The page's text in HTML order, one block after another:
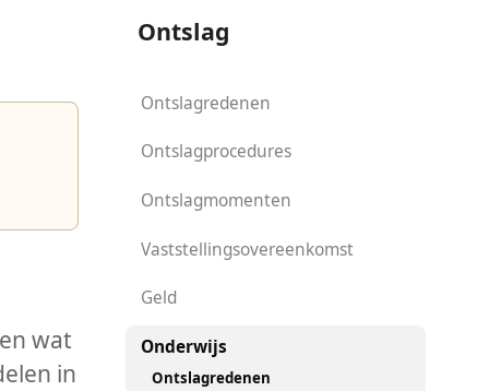
wat
in
Ontslag
Ontslagredenen
Ontslagprocedures
Ontslagmomenten
Vaststellingsovereenkomst
Geld
Onderwijs
Ontslagredenen